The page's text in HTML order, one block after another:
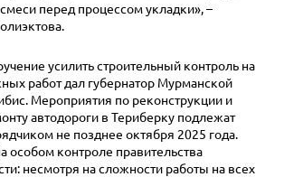
перед процессом укладки», –
усилить строительный контроль на
работ дал губернатор Мурманской
Мероприятия по реконструкции и
автодороги в Териберку подлежат
не позднее октября 2025 года.
особом контроле правительства
несмотря на сложности работы на всех